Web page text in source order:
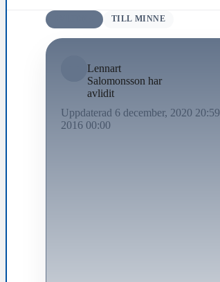
TILL MINNE
Lennart
Salomonsson har
avlidit
Uppdaterad 6 december, 2020 20:59
2016 00:00